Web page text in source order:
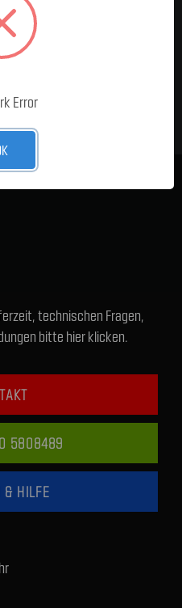
UNSEREN
AN
technischen Fragen,
bitte hier klicken.
5808489
& HILFE
Error